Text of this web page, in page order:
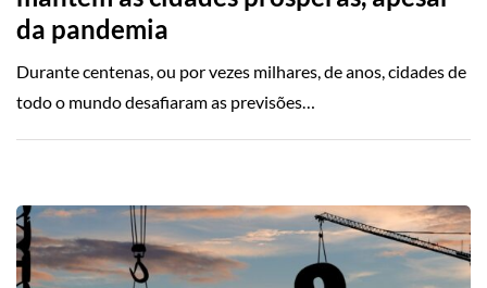
da pandemia
Durante centenas, ou por vezes milhares, de anos, cidades de
todo o mundo desafiaram as previsões…